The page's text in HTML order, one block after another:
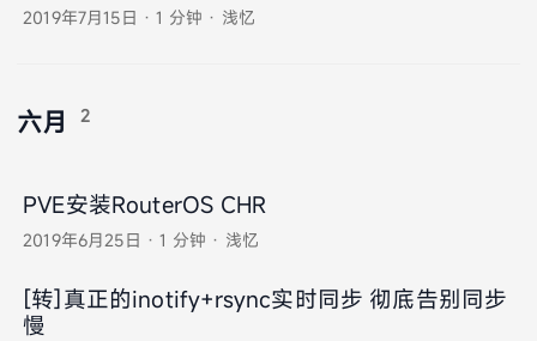
2019年7月15日 ·1 分钟 · 浅忆
六月 2
PVE安装RouterOS CHR
2019年6月25日 ·1 分钟 · 浅忆
[转]真正的inotify+rsync实时同步 彻底告别同步
慢